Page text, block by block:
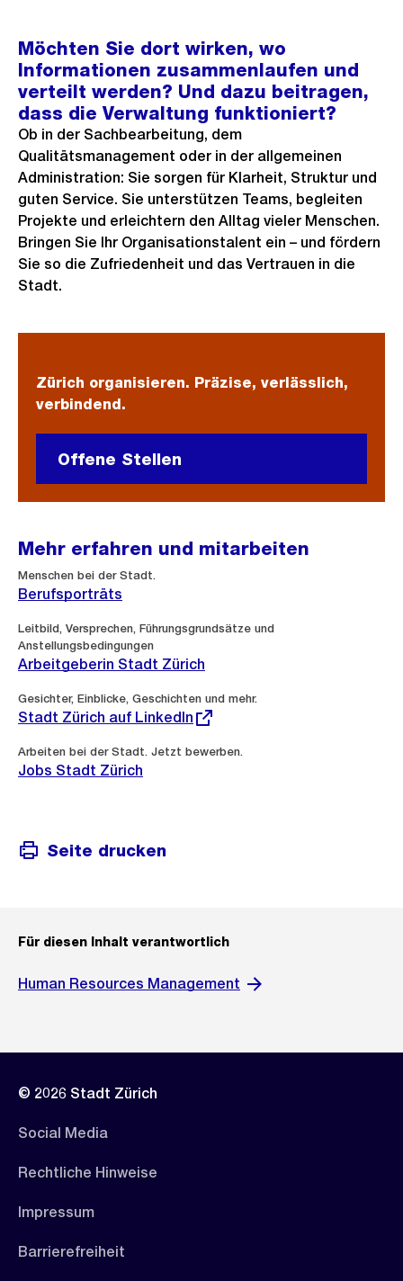
Möchten Sie dort wirken, wo
Informationen zusammenlaufen und
verteilt werden? Und dazu beitragen,
dass die Verwaltung funktioniert?
Ob in der Sachbearbeitung, dem
Qualitätsmanagement oder in der allgemeinen
Administration: Sie sorgen für Klarheit, Struktur und
guten Service. Sie unterstützen Teams, begleiten
Projekte und erleichtern den Alltag vieler Menschen.
Bringen Sie Ihr Organisationstalent ein – und fördern
Sie so die Zufriedenheit und das Vertrauen in die
Stadt.
Zürich organisieren. Präzise, verlässlich,
verbindend.
Offene Stellen
Mehr erfahren und mitarbeiten
Menschen bei der Stadt.
Berufsporträts
Leitbild, Versprechen, Führungsgrundsätze und
Anstellungsbedingungen
Arbeitgeberin Stadt Zürich
Gesichter, Einblicke, Geschichten und mehr.
Externer
Link:
Stadt Zürich auf LinkedIn
Arbeiten bei der Stadt. Jetzt bewerben.
Jobs Stadt Zürich
Seite drucken
Für diesen Inhalt verantwortlich
Human Resources Management
© 2026 Stadt Zürich
Social Media
Rechtliche Hinweise
Impressum
Barrierefreiheit